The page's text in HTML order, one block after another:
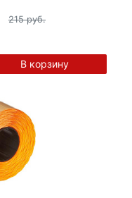
215 руб.
В корзину